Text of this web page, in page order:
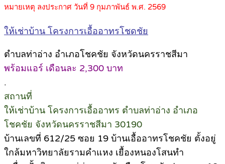
หมายเหตุ ลงประกาศ วันที่ 9 กุมภาพันธ์ พ.ศ. 2569
ให้เช่าบ้าน โครงการเอื้ออาทรโชดชัย
ตำบลท่าอ่าง อำเภอโชคชัย จังหวัดนครราชสีมา
พร้อมแอร์ เดือนละ 2,300 บาท
.
สถานที่
ให้เช่าบ้าน โครงการเอื้ออาทร ตำบลท่าอ่าง อำเภอ
โชคชัย จังหวัดนครราชสีมา 30190
บ้านเลขที่ 612/25 ซอย 19 บ้านเอื้ออาทรโชคชัย ตั้งอยู่
ใกล้มหาวิทยาลัยรามคำแหง เยื้องหนองโสนทำ